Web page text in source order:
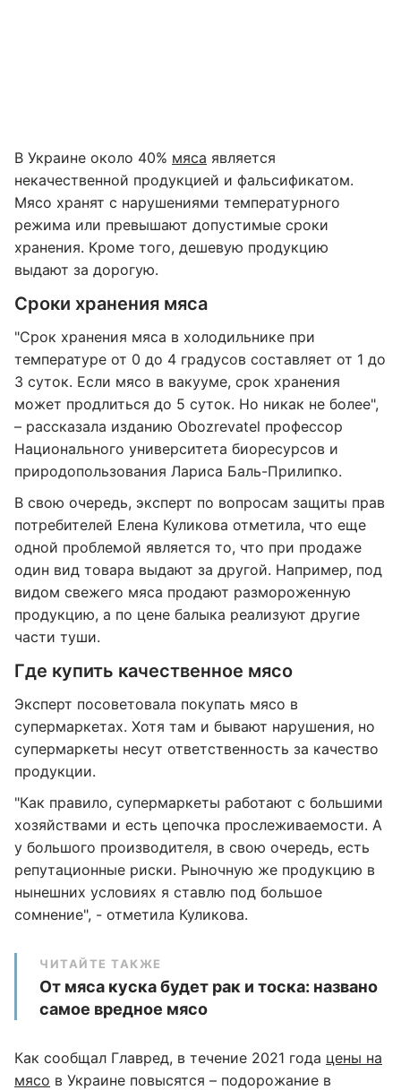
В Украине около 40% мяса является
некачественной продукцией и фальсификатом.
Мясо хранят с нарушениями температурного
режима или превышают допустимые сроки
хранения. Кроме того, дешевую продукцию
выдают за дорогую.
Сроки хранения мяса
"Срок хранения мяса в холодильнике при
температуре от 0 до 4 градусов составляет от 1 до
3 суток. Если мясо в вакууме, срок хранения
может продлиться до 5 суток. Но никак не более",
– рассказала изданию Obozrevatel профессор
Национального университета биоресурсов и
природопользования Лариса Баль-Прилипко.
В свою очередь, эксперт по вопросам защиты прав
потребителей Елена Куликова отметила, что еще
одной проблемой является то, что при продаже
один вид товара выдают за другой. Например, под
видом свежего мяса продают размороженную
продукцию, а по цене балыка реализуют другие
части туши.
Где купить качественное мясо
Эксперт посоветовала покупать мясо в
супермаркетах. Хотя там и бывают нарушения, но
супермаркеты несут ответственность за качество
продукции.
"Как правило, супермаркеты работают с большими
хозяйствами и есть цепочка прослеживаемости. А
у большого производителя, в свою очередь, есть
репутационные риски. Рыночную же продукцию в
нынешних условиях я ставлю под большое
сомнение", - отметила Куликова.
ЧИТАЙТЕ ТАКЖЕ
От мяса куска будет рак и тоска: названо
самое вредное мясо
Как сообщал Главред, в течение 2021 года цены на
мясо в Украине повысятся – подорожание в